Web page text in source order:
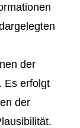
der
Es erfolgt
der